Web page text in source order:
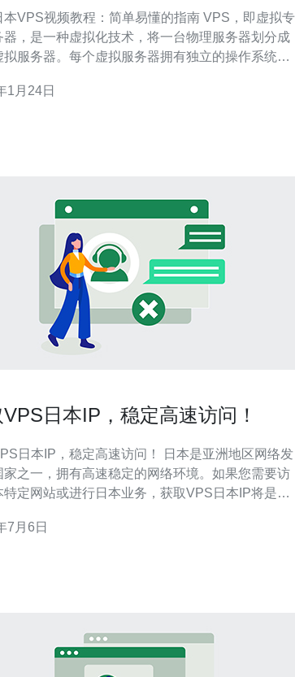
视频教程：简单易懂的指南 VPS，即虚拟专
器，是一种虚拟化技术，将一台物理服务器划分成
拟服务器。每个虚拟服务器拥有独立的操作系统和
供国家。 韩国和日本的VPS服务拥有优越
1月24日
日本IP，稳定高速访问！
本IP，稳定高速访问！ 日本是亚洲地区网络发
家之一，拥有高速稳定的网络环境。如果您需要访
特定网站或进行日本业务，获取VPS日本IP将是一
定的网络连接。 获取VPS日本IP并不复杂，
7月6日